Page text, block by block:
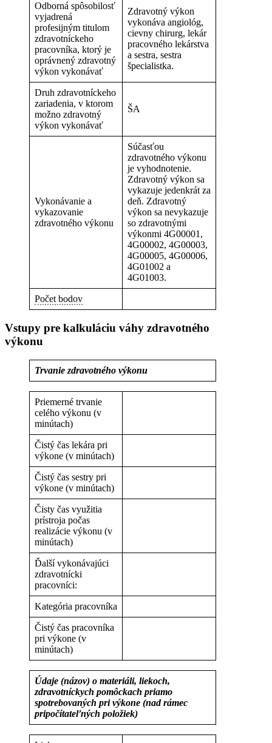
Odborná spôsobilosť
vyjadrená
profesijným titulom
zdravotníckeho
pracovníka, ktorý je
oprávnený zdravotný
výkon vykonávať
Zdravotný výkon
vykonáva angiológ,
cievny chirurg, lekár
pracovného lekárstva
a sestra, sestra
špecialistka.
Druh zdravotníckeho
zariadenia, v ktorom
možno zdravotný
výkon vykonávať
ŠA
Vykonávanie a
vykazovanie
zdravotného výkonu
Súčasťou
zdravotného výkonu
je vyhodnotenie.
Zdravotný výkon sa
vykazuje jedenkrát za
deň. Zdravotný
výkon sa nevykazuje
so zdravotnými
výkonmi 4G00001,
4G00002, 4G00003,
4G00005, 4G00006,
4G01002 a
4G01003.
Počet bodov
Vstupy pre kalkuláciu váhy zdravotného
výkonu
Trvanie zdravotného výkonu
Priemerné trvanie
celého výkonu (v
minútach)
Čistý čas lekára pri
výkone (v minútach)
Čistý čas sestry pri
výkone (v minútach)
Čisty čas využitia
prístroja počas
realizácie výkonu (v
minútach)
Ďalší vykonávajúci
zdravotnícki
pracovníci:
Kategória pracovníka
Čistý čas pracovníka
pri výkone (v
minútach)
Údaje (názov) o materiáli, liekoch,
zdravotníckych pomôckach priamo
spotrebovaných pri výkone (nad rámec
pripočítateľných položiek)